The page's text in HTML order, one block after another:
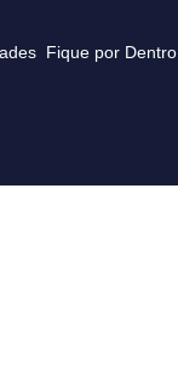
Fique por Dentro